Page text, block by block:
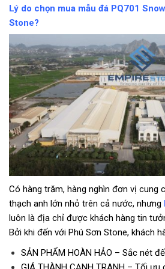
Lý do chọn mua mẫu đá PQ701
Stone?
Có hàng trăm, hàng nghìn đơn vị cung
thạch anh lớn nhỏ trên cả nước, nhưng
luôn là địa chỉ được khách hàng tin
Bởi khi đến với Phú Sơn Stone, khách
SẢN PHẨM HOÀN HẢO – Sắc nét